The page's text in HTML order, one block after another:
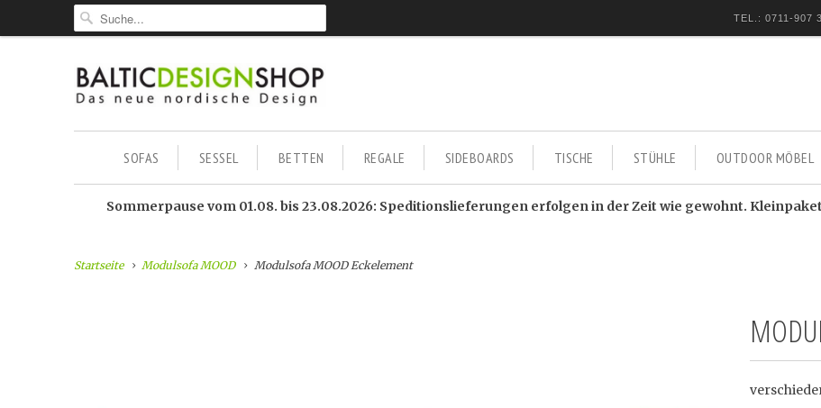
TEL.: 0711-907
SOFAS SESSEL BETTEN REGALE SIDEBOARDS TISCHE STÜHLE OUTDOOR MÖBEL
Sommerpause vom 01.08. bis 23.08.2026: Speditionslieferungen erfolgen in der Zeit wie gewohnt.
Startseite Modulsofa MOOD Modulsofa MOOD Eckelement